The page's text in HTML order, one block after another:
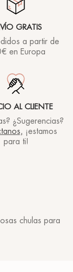
GRATIS
a partir de
en Europa
AL CLIENTE
¿Sugerencias?
¡estamos
para ti!
chulas para